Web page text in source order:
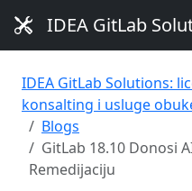
IDEA GitLab
IDEA GitLab Solutions:
konsalting i usluge
Blogs
GitLab 18.10 Donosi
Remedijaciju